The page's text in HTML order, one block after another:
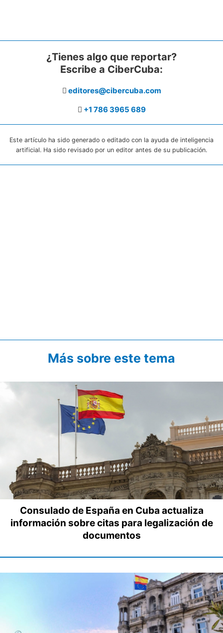
¿Tienes algo que reportar?
Escribe a CiberCuba:
editores@cibercuba.com
+1 786 3965 689
Este artículo ha sido generado o editado con la ayuda de inteligencia
artificial. Ha sido revisado por un editor antes de su publicación.
Más sobre este tema
Consulado de España en Cuba actualiza
información sobre citas para legalización de
documentos